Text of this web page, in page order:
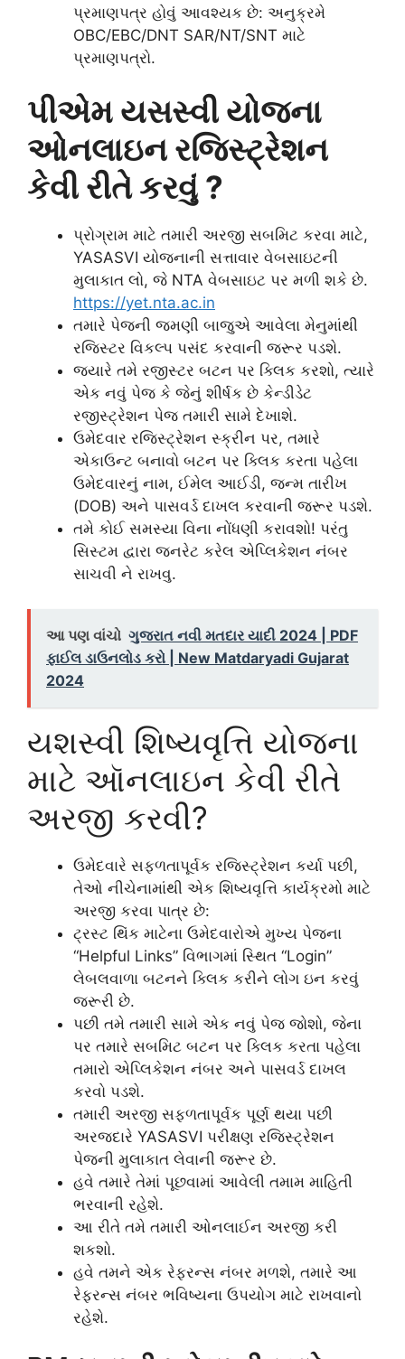
પ્રમાણપત્ર હોવું આવશ્યક છે: અનુક્રમે
OBC/EBC/DNT SAR/NT/SNT માટે
પ્રમાણપત્રો.
પીએમ યસસ્વી યોજના
ઓનલાઇન રજિસ્ટ્રેશન
કેવી રીતે કરવું ?
પ્રોગ્રામ માટે તમારી અરજી સબમિટ કરવા માટે,
YASASVI યોજનાની સત્તાવાર વેબસાઇટની
મુલાકાત લો, જે NTA વેબસાઇટ પર મળી શકે છે.
https://yet.nta.ac.in
તમારે પેજની જમણી બાજુએ આવેલા મેનુમાંથી
રજિસ્ટર વિકલ્પ પસંદ કરવાની જરૂર પડશે.
જ્યારે તમે રજીસ્ટર બટન પર ક્લિક કરશો, ત્યારે
એક નવું પેજ કે જેનું શીર્ષક છે કેન્ડીડેટ
રજીસ્ટ્રેશન પેજ તમારી સામે દેખાશે.
ઉમેદવાર રજિસ્ટ્રેશન સ્ક્રીન પર, તમારે
એકાઉન્ટ બનાવો બટન પર ક્લિક કરતા પહેલા
ઉમેદવારનું નામ, ઈમેલ આઈડી, જન્મ તારીખ
(DOB) અને પાસવર્ડ દાખલ કરવાની જરૂર પડશે.
તમે કોઈ સમસ્યા વિના નોંધણી કરાવશો! પરંતુ
સિસ્ટમ દ્વારા જનરેટ કરેલ એપ્લિકેશન નંબર
સાચવી ને રાખવુ.
આ પણ વાંચો ગુજરાત નવી મતદાર યાદી 2024 | PDF
ફાઈલ ડાઉનલોડ કરો | New Matdaryadi Gujarat
2024
યશસ્વી શિષ્યવૃત્તિ યોજના
માટે ઑનલાઇન કેવી રીતે
અરજી કરવી?
ઉમેદવારે સફળતાપૂર્વક રજિસ્ટ્રેશન કર્યા પછી,
તેઓ નીચેનામાંથી એક શિષ્યવૃત્તિ કાર્યક્રમો માટે
અરજી કરવા પાત્ર છે:
ટ્રસ્ટ થિંક માટેના ઉમેદવારોએ મુખ્ય પેજના
“Helpful Links” વિભાગમાં સ્થિત “Login”
લેબલવાળા બટનને ક્લિક કરીને લોગ ઇન કરવું
જરૂરી છે.
પછી તમે તમારી સામે એક નવું પેજ જોશો, જેના
પર તમારે સબમિટ બટન પર ક્લિક કરતા પહેલા
તમારો એપ્લિકેશન નંબર અને પાસવર્ડ દાખલ
કરવો પડશે.
તમારી અરજી સફળતાપૂર્વક પૂર્ણ થયા પછી
અરજદારે YASASVI પરીક્ષણ રજિસ્ટ્રેશન
પેજની મુલાકાત લેવાની જરૂર છે.
હવે તમારે તેમાં પૂછવામાં આવેલી તમામ માહિતી
ભરવાની રહેશે.
આ રીતે તમે તમારી ઓનલાઈન અરજી કરી
શકશો.
હવે તમને એક રેફરન્સ નંબર મળશે, તમારે આ
રેફરન્સ નંબર ભવિષ્યના ઉપયોગ માટે રાખવાનો
રહેશે.